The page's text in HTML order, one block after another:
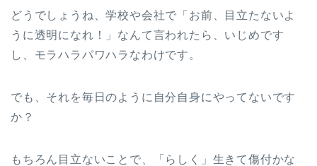
どうでしょうね、学校や会社で「お前、目立たないよ
うに透明になれ！」なんて言われたら、いじめです
し、モラハラパワハラなわけです。
でも、それを毎日のように自分自身にやってないです
か？
もちろん目立ないことで、「らしく」生きて傷付かな